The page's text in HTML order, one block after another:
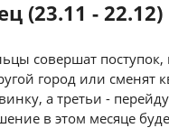
(23.11 - 22.12)
совершат
город или сменят
а третьи -
в этом месяце